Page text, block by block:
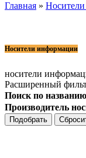
Главная »
Носители информации
носители
Расширенный
Поиск по
Производитель